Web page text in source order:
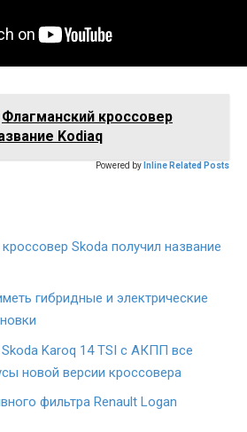
Флагманский кроссовер
Kodiaq
Powered by Inline Related Posts
Skoda получил название
гибридные и электрические
Karoq 14 TSI с АКПП все
новой версии кроссовера
фильтра Renault Logan